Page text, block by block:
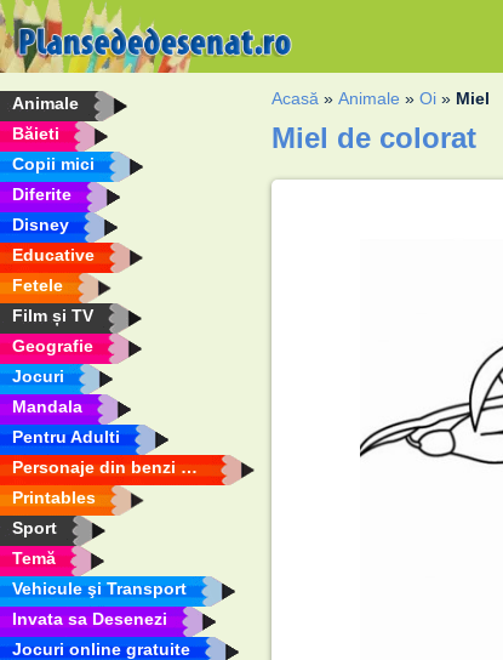
Animale
Băieti
Copii mici
Diferite
Disney
Educative
Fetele
Film și TV
Geografie
Jocuri
Mandala
Pentru Adulti
Personaje din benzi desenate
Printables
Sport
Temă
Vehicule şi Transport
Invata sa Desenezi
Jocuri online gratuite
Acasă »Animale »Oi » Miel
Miel de colorat